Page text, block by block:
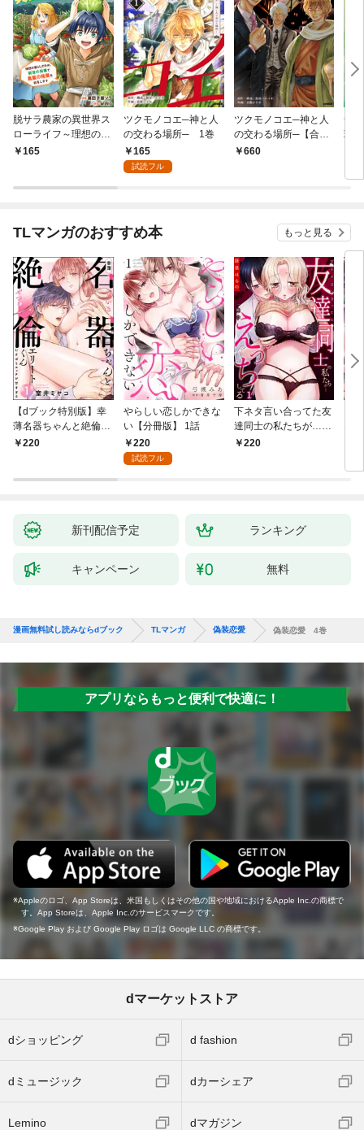
脱サラ農家の異世界ス
ローライフ～理想の暮
らしのため、前世の知
165
ツクモノコエ─神と人
の交わる場所─ 1巻
165
試読フル
ツクモノコエ─神と人
の交わる場所─【合冊
版】 1巻
660
命
理
TLマンガのおすすめ本 もっと見る
【dブック特別版】幸
薄名器ちゃんと絶倫エ
リートくん むさぼりエ
220
やらしい恋しかできな
い【分冊版】 1話
220
試読フル
下ネタ言い合ってた友
達同士の私たちが…一
晩中えっちしてる【TL
220
な
た
新刊配信予定 ランキング
キャンペーン 無料
漫画無料試し読みならdブック TLマンガ 偽装恋愛 偽装恋愛 4巻
アプリならもっと便利で快適に！
Appleのロゴ、App Storeは、米国もしくはその他の国や地域におけるApple Inc.の商標で
す。App Storeは、Apple Inc.のサービスマークです。
Google Play および Google Play ロゴは Google LLC の商標です。
dマーケットストア
dショッピング d fashion
dミュージック dカーシェア
Lemino dマガジン